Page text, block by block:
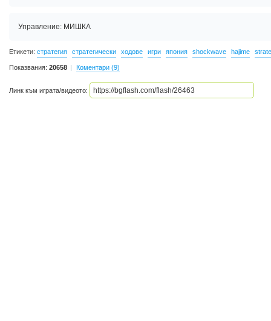
Управление: МИШКА
Етикети: стратегия стратегически ходове игри япония shockwave hajime
Показвания: 20658 Коментари (9)
Линк към играта/видеото: